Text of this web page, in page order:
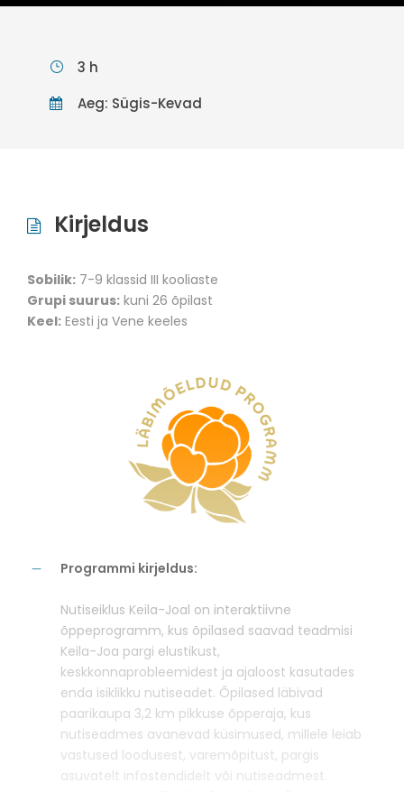
3 h
Aeg: Sügis-Kevad
Kirjeldus
Sobilik: 7-9 klassid III kooliaste
Grupi suurus: kuni 26 õpilast
Keel: Eesti ja Vene keeles
Programmi kirjeldus:
Nutiseiklus Keila-Joal on interaktiivne
õppeprogramm, kus õpilased saavad teadmisi
Keila-Joa pargi elustikust,
keskkonnaprobleemidest ja ajaloost kasutades
enda isiklikku nutiseadet. Õpilased läbivad
paarikaupa 3,2 km pikkuse õpperaja, kus
nutiseadmes avanevad küsimused, millele leiab
vastused loodusest, varemõpitust, pargis
asuvatelt infostendidelt või nutiseadmest.